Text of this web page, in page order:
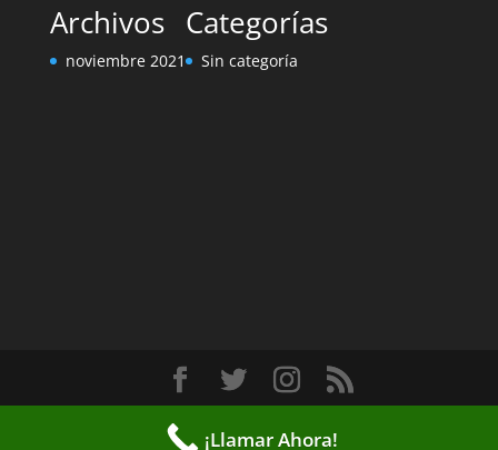
Archivos
noviembre 2021
Categorías
Sin categoría
WordPress
¡Llamar Ahora!